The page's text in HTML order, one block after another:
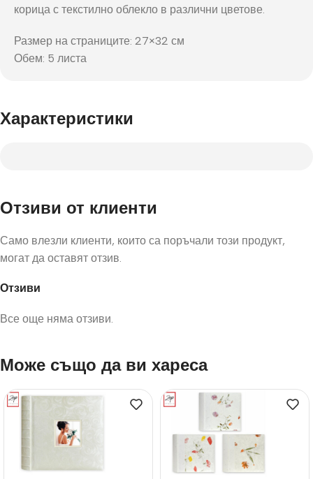
корица с текстилно облекло в различни цветове.
Размер на страниците: 27×32 см
Обем: 5 листа
Характеристики
Отзиви от клиенти
Отзиви
Все още няма отзиви.
Само влезли клиенти, които са поръчали този продукт,
могат да оставят отзив.
Може също да ви хареса